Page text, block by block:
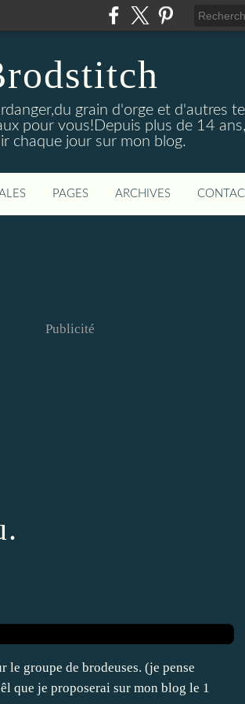
grain d'orge et d'autres
pour vous!Depuis plus de 14
chaque jour sur mon blog.
PAGES ARCHIVES
Publicité
groupe de brodeuses. (je pense
que je proposerai sur mon blog le 1